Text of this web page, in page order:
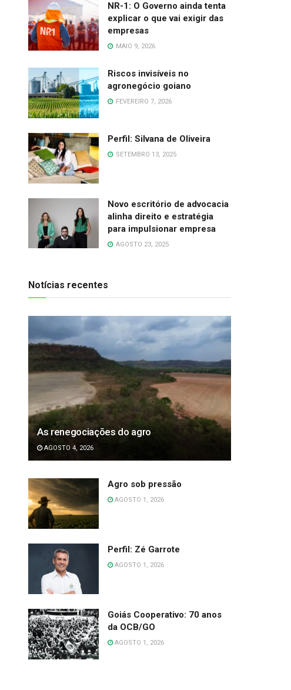
NR-1: O Governo ainda tenta
explicar o que vai exigir das
empresas
MAIO 9, 2026
Riscos invisíveis no
agronegócio goiano
FEVEREIRO 7, 2026
Perfil: Silvana de Oliveira
SETEMBRO 13, 2025
Novo escritório de advocacia
alinha direito e estratégia
para impulsionar empresa
AGOSTO 23, 2025
Notícias recentes
As renegociações do agro
AGOSTO 4, 2026
Agro sob pressão
AGOSTO 1, 2026
Perfil: Zé Garrote
AGOSTO 1, 2026
Goiás Cooperativo: 70 anos
da OCB/GO
AGOSTO 1, 2026